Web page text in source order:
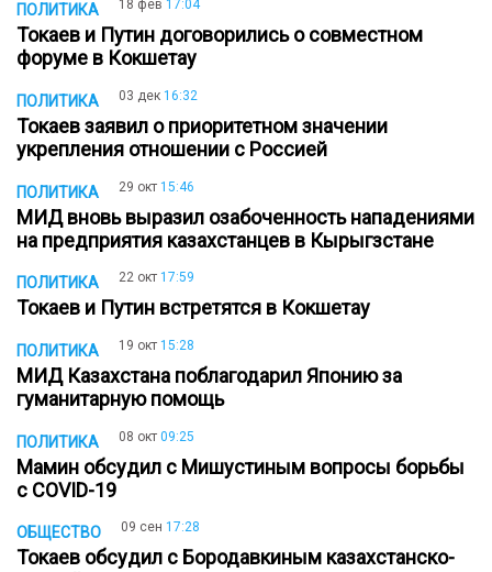
ПОЛИТИКА 18 фев 17:04
Токаев и Путин договорились о совместном
форуме в Кокшетау
ПОЛИТИКА 03 дек 16:32
Токаев заявил о приоритетном значении
укрепления отношении с Россией
ПОЛИТИКА 29 окт 15:46
МИД вновь выразил озабоченность нападениями
на предприятия казахстанцев в Кырыгзстане
ПОЛИТИКА 22 окт 17:59
Токаев и Путин встретятся в Кокшетау
ПОЛИТИКА 19 окт 15:28
МИД Казахстана поблагодарил Японию за
гуманитарную помощь
ПОЛИТИКА 08 окт 09:25
Мамин обсудил с Мишустиным вопросы борьбы
с COVID-19
ОБЩЕСТВО 09 сен 17:28
Токаев обсудил с Бородавкиным казахстанско-